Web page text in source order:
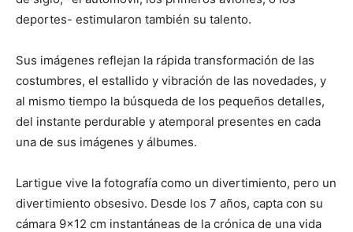
deportes- estimularon también su talento.
Sus imágenes reflejan la rápida transformación de las
costumbres, el estallido y vibración de las novedades, y
al mismo tiempo la búsqueda de los pequeños detalles,
del instante perdurable y atemporal presentes en cada
una de sus imágenes y álbumes.
Lartigue vive la fotografía como un divertimiento, pero un
divertimiento obsesivo. Desde los 7 años, capta con su
cámara 9×12 cm instantáneas de la crónica de una vida